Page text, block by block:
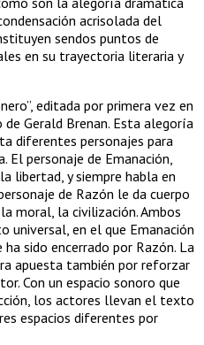
acrisolada del
sendos puntos de
en su trayectoria literaria y
editada por primera vez en
Gerald Brenan. Esta alegoría
diferentes personajes para
El personaje de Emanación,
libertad, y siempre habla en
de Razón le da cuerpo
moral, la civilización. Ambos
universal, en el que Emanación
sido encerrado por Razón. La
apuesta también por reforzar
Con un espacio sonoro que
los actores llevan el texto
espacios diferentes por